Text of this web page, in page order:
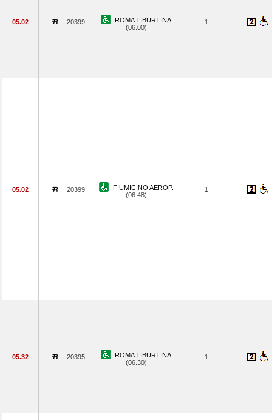
05.02 20399
ROMA TIBURTINA
(06.00)
1
05.02 20399
FIUMICINO AEROP.
(06.48)
1
05.32 20395
ROMA TIBURTINA
(06.30)
1